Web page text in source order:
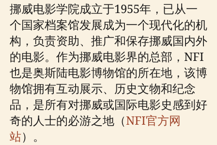
挪威电影学院成立于1955年，已从一
个国家档案馆发展成为一个现代化的机
构，负责资助、推广和保存挪威国内外
的电影。作为挪威电影界的总部，NFI
也是奥斯陆电影博物馆的所在地，该博
物馆拥有互动展示、历史文物和纪念
品，是所有对挪威或国际电影史感到好
奇的人士的必游之地（NFI官方网
站）。